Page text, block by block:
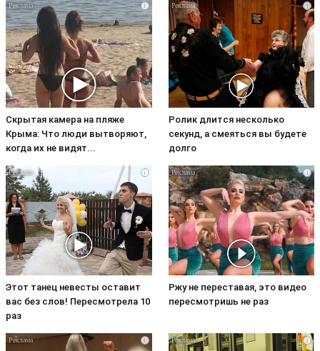
i
Скрытая камера на пляже
Крыма: Что люди вытворяют,
когда их не видят...
i
Ролик длится несколько
секунд, а смеяться вы будете
долго
i
Этот танец невесты оставит
вас без слов! Пересмотрела 10
раз
i
Ржу не переставая, это видео
пересмотришь не раз
i i